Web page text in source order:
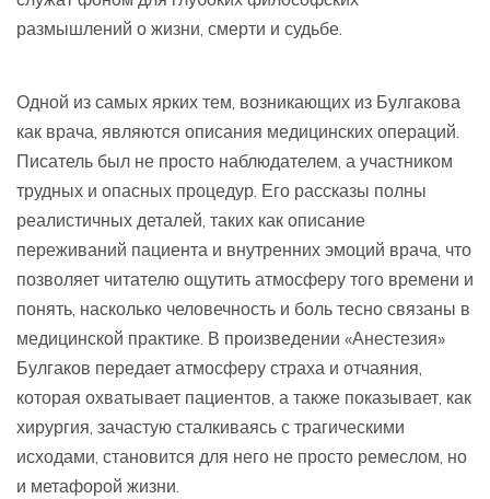
размышлений о жизни, смерти и судьбе.
Одной из самых ярких тем, возникающих из Булгакова
как врача, являются описания медицинских операций.
Писатель был не просто наблюдателем, а участником
трудных и опасных процедур. Его рассказы полны
реалистичных деталей, таких как описание
переживаний пациента и внутренних эмоций врача, что
позволяет читателю ощутить атмосферу того времени и
понять, насколько человечность и боль тесно связаны в
медицинской практике. В произведении «Анестезия»
Булгаков передает атмосферу страха и отчаяния,
которая охватывает пациентов, а также показывает, как
хирургия, зачастую сталкиваясь с трагическими
исходами, становится для него не просто ремеслом, но
и метафорой жизни.